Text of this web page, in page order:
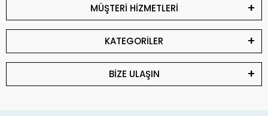
MÜŞTERİ HİZMETLERİ
KATEGORİLER
BİZE ULAŞIN